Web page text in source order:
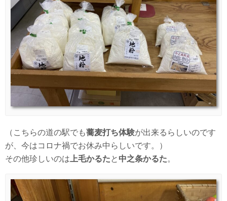
（こちらの道の駅でも蕎麦打ち体験が出来るらしいのです
が、今はコロナ禍でお休み中らしいです。）
その他珍しいのは 上毛かるたと 中之条かるた。